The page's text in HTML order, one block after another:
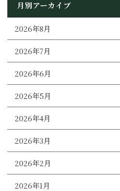
月別アーカイブ
2026年8月
2026年7月
2026年6月
2026年5月
2026年4月
2026年3月
2026年2月
2026年1月